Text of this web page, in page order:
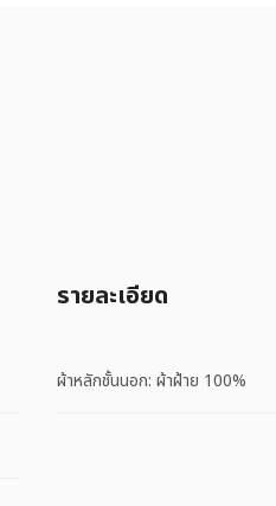
รายละเอียด
ผ้าหลักชั้นนอก: ผ้าฝ้าย 100%